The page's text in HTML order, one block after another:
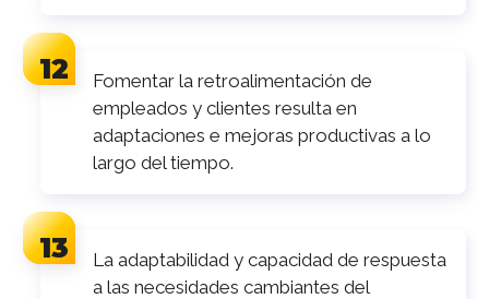
Fomentar la retroalimentación de
empleados y clientes resulta en
adaptaciones e mejoras productivas a lo
largo del tiempo.
La adaptabilidad y capacidad de respuesta
a las necesidades cambiantes del